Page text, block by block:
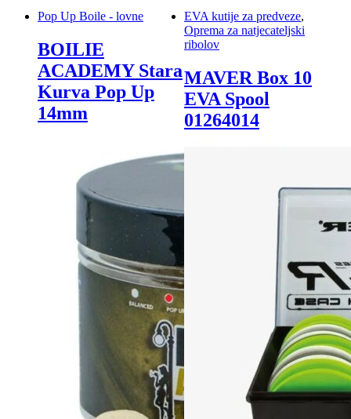
Pop Up Boile - lovne
BOILIE
ACADEMY Stara
Kurva Pop Up
14mm
EVA kutije za predveze,
Oprema za natjecateljski
ribolov
MAVER Box 10
EVA Spool
01264014